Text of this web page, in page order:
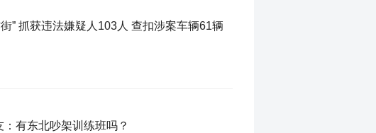
” 抓获违法嫌疑人103人 查扣涉案车辆61辆
有东北吵架训练班吗？